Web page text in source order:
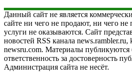
Данный сайт не является
сайте ни чего не продают, ни чего
услуги не оказываются. Сайт
новостей RSS канала news.rambler.ru,
newsru.com. Материалы публикуются
ответственность за достоверность
Администрация сайта не несёт.